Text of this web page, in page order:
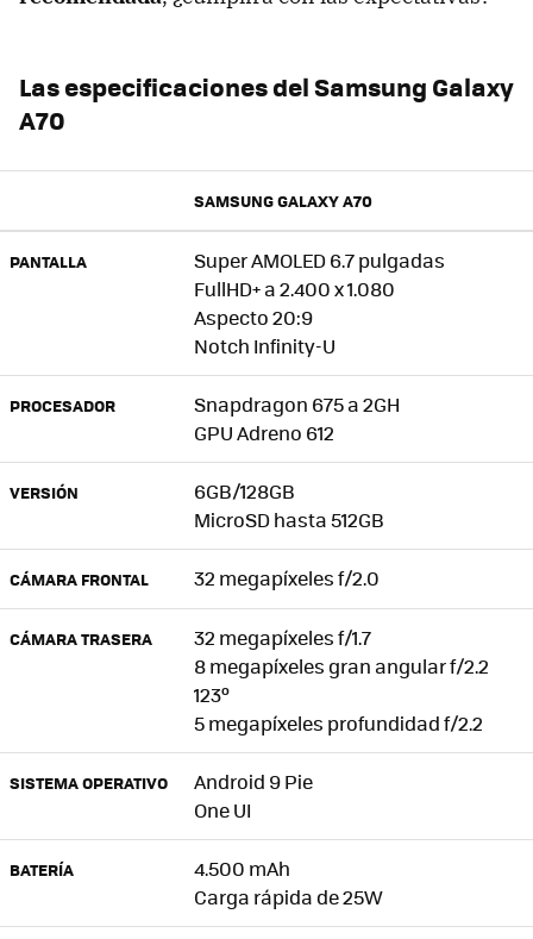
Las especificaciones del Samsung Galaxy
A70
SAMSUNG GALAXY A70
PANTALLA
Super AMOLED 6.7 pulgadas
FullHD+ a 2.400 x 1.080
Aspecto 20:9
Notch Infinity-U
PROCESADOR
Snapdragon 675 a 2GH
GPU Adreno 612
VERSIÓN
6GB/128GB
MicroSD hasta 512GB
CÁMARA FRONTAL 32 megapíxeles f/2.0
CÁMARA TRASERA
32 megapíxeles f/1.7
8 megapíxeles gran angular f/2.2
123º
5 megapíxeles profundidad f/2.2
SISTEMA OPERATIVO
Android 9 Pie
One UI
BATERÍA
4.500 mAh
Carga rápida de 25W